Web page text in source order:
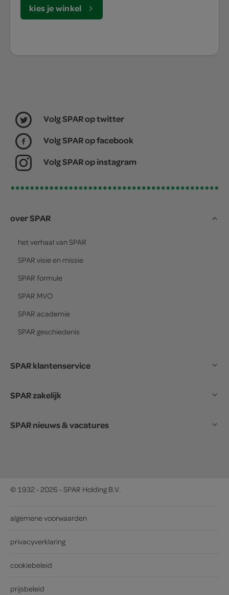
kies je winkel
Volg SPAR op twitter
Volg SPAR op facebook
Volg SPAR op instagram
over SPAR
het verhaal van SPAR
SPAR visie en missie
SPAR formule
SPAR MVO
SPAR academie
SPAR geschiedenis
SPAR klantenservice
SPAR zakelijk
SPAR nieuws & vacatures
© 1932 - 2026 - SPAR Holding B.V.
algemene voorwaarden
privacyverklaring
cookiebeleid
prijsbeleid